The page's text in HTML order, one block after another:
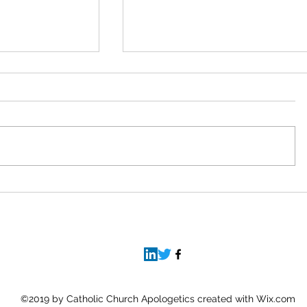
forum. Wix me
Wix
Buenas a todos, Discusiones es parte
©2019 by Catholic Church Apologetics created with Wix.com